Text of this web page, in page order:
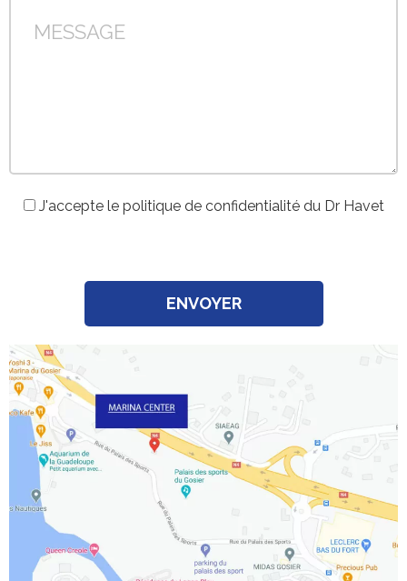
J'accepte le politique de confidentialité du Dr Havet